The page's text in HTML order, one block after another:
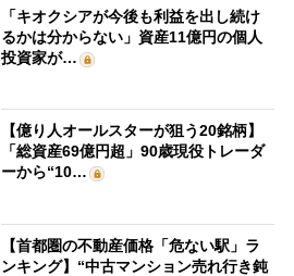
「キオクシアが今後も利益を出し続け
るかは分からない」資産11億円の個人
投資家が…
【億り人オールスターが狙う20銘柄】
「総資産69億円超」90歳現役トレーダ
ーから“10…
【首都圏の不動産価格「危ない駅」ラ
ンキング】“中古マンション売れ行き鈍